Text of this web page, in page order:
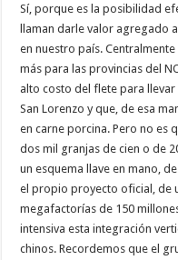
Sí, porque es la posibilidad
llaman darle valor agregado
en nuestro país.
más para las provincias del
alto costo del flete para
San Lorenzo y que, de esa
en carne porcina. Pero no es
dos mil granjas de cien o de
un esquema llave en mano,
el propio proyecto oficial, de
megafactorías de 150
intensiva esta integración
chinos. Recordemos que el